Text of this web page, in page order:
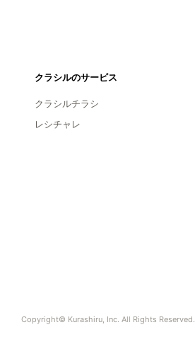
クラシルのサービス
クラシルチラシ
レシチャレ
Copyright© Kurashiru, Inc. All Rights Reserved.